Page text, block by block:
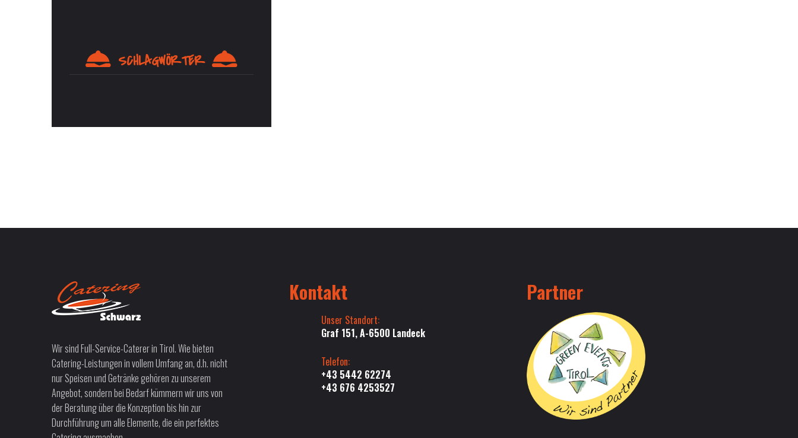
SCHLAGWÖRTER
Wir sind Full-Service-Caterer in Tirol. Wie bieten
Catering-Leistungen in vollem Umfang an, d.h. nicht
nur Speisen und Getränke gehören zu unserem
Angebot, sondern bei Bedarf kümmern wir uns von
der Beratung über die Konzeption bis hin zur
Durchführung um alle Elemente, die ein perfektes
Kontakt
Unser Standort:
Graf 151, A-6500 Landeck
Telefon:
+43 5442 62274
+43 676 4253527
Partner